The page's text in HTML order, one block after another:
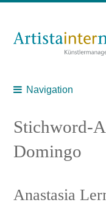
Navigation
Stichword-
Domingo
Anastasia